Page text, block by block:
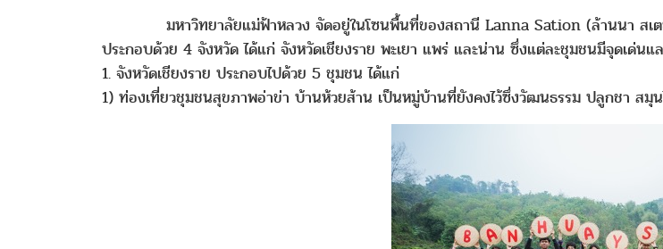
มหาวิทยาลัยแม่ฟ้าหลวง จัดอยู่ในโซนพื้นที่ของสถานี Lanna Sation (ล้านนา สเตชั่น
ประกอบด้วย 4 จังหวัด ได้แก่ จังหวัดเชียงราย พะเยา แพร่ และน่าน ซึ่งแต่ละชุมชนมีจุดเด่นแ
1. จังหวัดเชียงราย ประกอบไปด้วย 5 ชุมชน ได้แก่
1) ท่องเที่ยวชุมชนสุขภาพอ่าข่า บ้านห้วยส้าน เป็นหมู่บ้านที่ยังคงไว้ซึ่งวัฒนธรรม ปลูกชา สมุ